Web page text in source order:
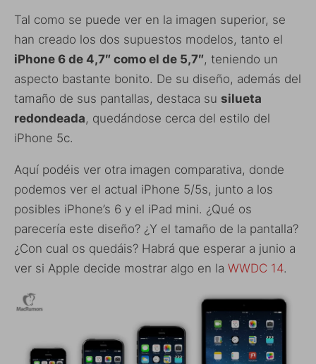
Tal como se puede ver en la imagen superior, se
han creado los dos supuestos modelos, tanto el
iPhone 6 de 4,7″ como el de 5,7″, teniendo un
aspecto bastante bonito. De su diseño, además del
tamaño de sus pantallas, destaca su silueta
redondeada, quedándose cerca del estilo del
iPhone 5c.
Aquí podéis ver otra imagen comparativa, donde
podemos ver el actual iPhone 5/5s, junto a los
posibles iPhone’s 6 y el iPad mini. ¿Qué os
parecería este diseño? ¿Y el tamaño de la pantalla?
¿Con cual os quedáis? Habrá que esperar a junio a
ver si Apple decide mostrar algo en la WWDC 14.